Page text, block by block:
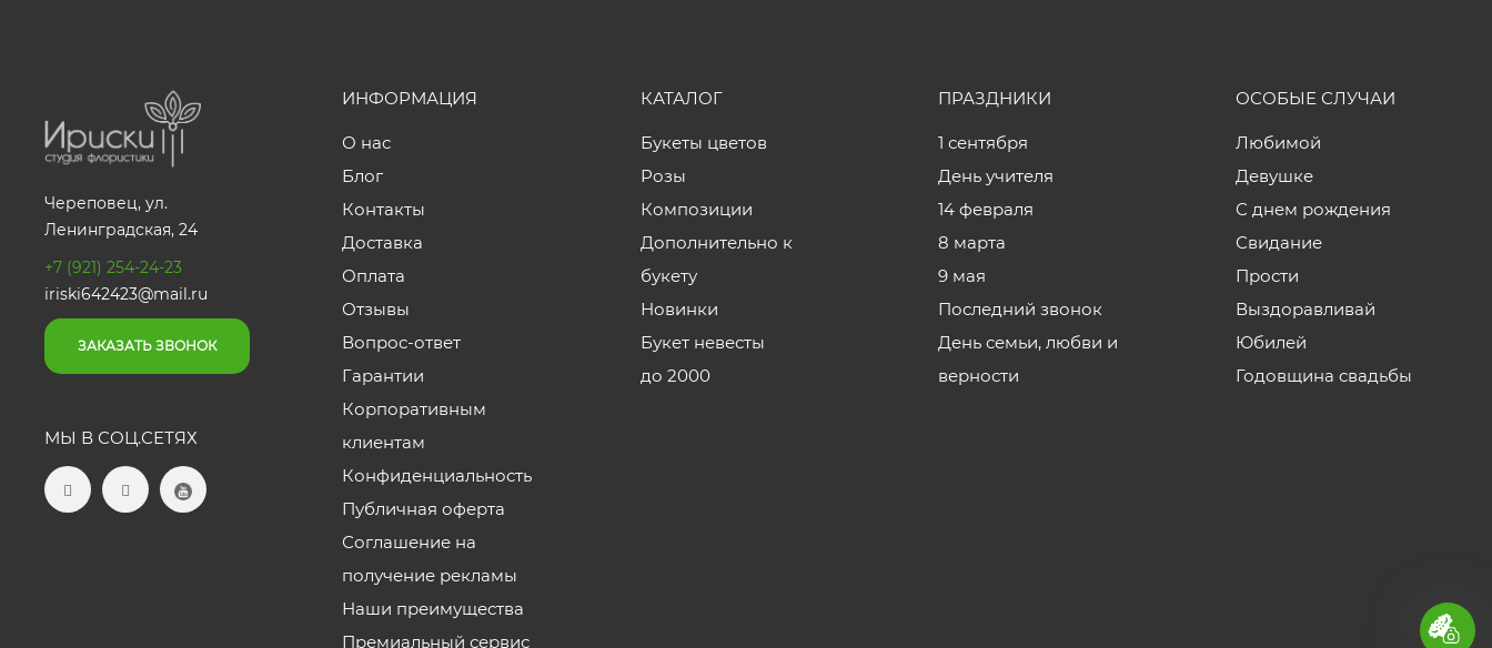
Череповец, ул.
Ленинградская, 24
+7 (921) 254-24-23
iriski642423@mail.ru
ЗАКАЗАТЬ ЗВОНОК
МЫ В СОЦ.СЕТЯХ
ИНФОРМАЦИЯ
О нас
Блог
Контакты
Доставка
Оплата
Отзывы
Вопрос-ответ
Гарантии
Корпоративным
клиентам
Конфиденциальность
Публичная оферта
Соглашение на
получение рекламы
Наши преимущества
Премиальный сервис
КАТАЛОГ
Букеты цветов
Розы
Композиции
Дополнительно к
букету
Новинки
Букет невесты
до 2000
ПРАЗДНИКИ
1 сентября
День учителя
14 февраля
8 марта
9 мая
Последний звонок
День семьи, любви и
верности
ОСОБЫЕ СЛУЧАИ
Любимой
Девушке
С днем рождения
Свидание
Прости
Выздоравливай
Юбилей
Годовщина свадьбы